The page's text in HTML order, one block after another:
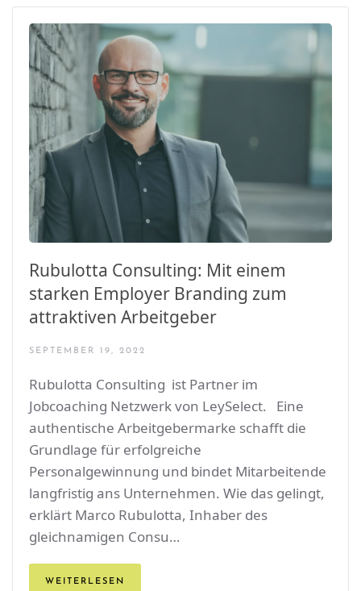
Rubulotta Consulting: Mit einem
starken Employer Branding zum
attraktiven Arbeitgeber
SEPTEMBER 19, 2022
Rubulotta Consulting ist Partner im
Jobcoaching Netzwerk von LeySelect. Eine
authentische Arbeitgebermarke schafft die
Grundlage für erfolgreiche
Personalgewinnung und bindet Mitarbeitende
langfristig ans Unternehmen. Wie das gelingt,
erklärt Marco Rubulotta, Inhaber des
gleichnamigen Consu…
WEITERLESEN